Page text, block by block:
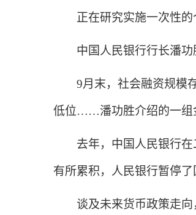
正在研究实施一次性的
中国人民银行行长潘功
9月末，社会融资规模存
低位……潘功胜介绍的一组
去年，中国人民银行在二
有所累积，人民银行暂停
谈及未来货币政策走向，